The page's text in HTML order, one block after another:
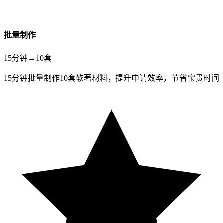
批量制作
15分钟 → 10套
15分钟批量制作10套软著材料， 提升申请效率，节省宝贵时间